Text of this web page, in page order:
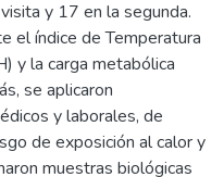
y 17 en la segunda.
el índice de Temperatura
y la carga metabólica
se aplicaron
y laborales, de
de exposición al calor y
muestras biológicas